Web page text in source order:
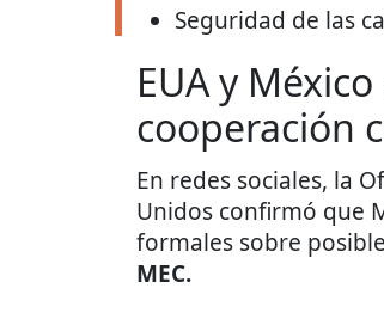
Seguridad de las
EUA y
cooperación
En redes sociales, la
Unidos confirmó que
formales sobre
MEC.